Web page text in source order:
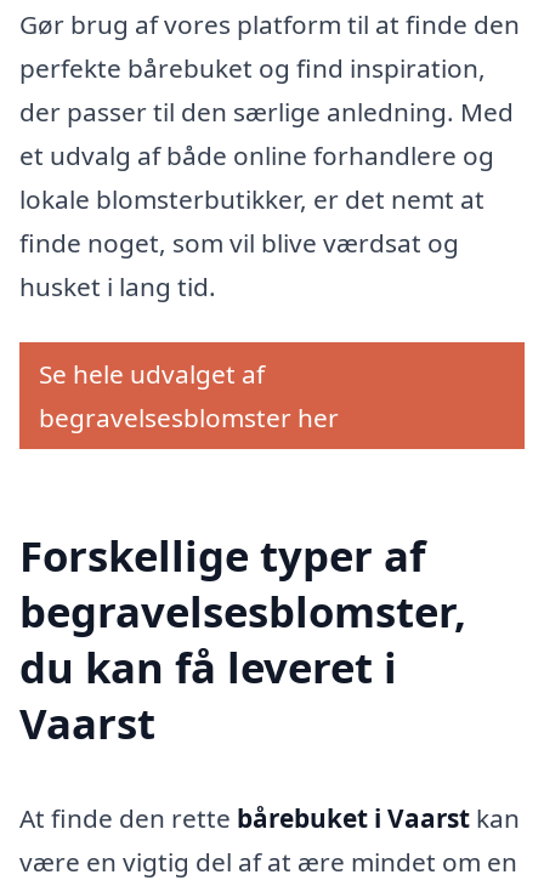
Gør brug af vores platform til at finde den
perfekte bårebuket og find inspiration,
der passer til den særlige anledning. Med
et udvalg af både online forhandlere og
lokale blomsterbutikker, er det nemt at
finde noget, som vil blive værdsat og
husket i lang tid.
Se hele udvalget af
begravelsesblomster her
Forskellige typer af
begravelsesblomster,
du kan få leveret i
Vaarst
At finde den rette bårebuket i Vaarst kan
være en vigtig del af at ære mindet om en